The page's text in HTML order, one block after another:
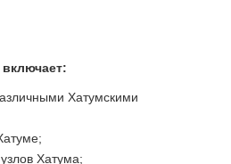
Хатумскими
Хатума;